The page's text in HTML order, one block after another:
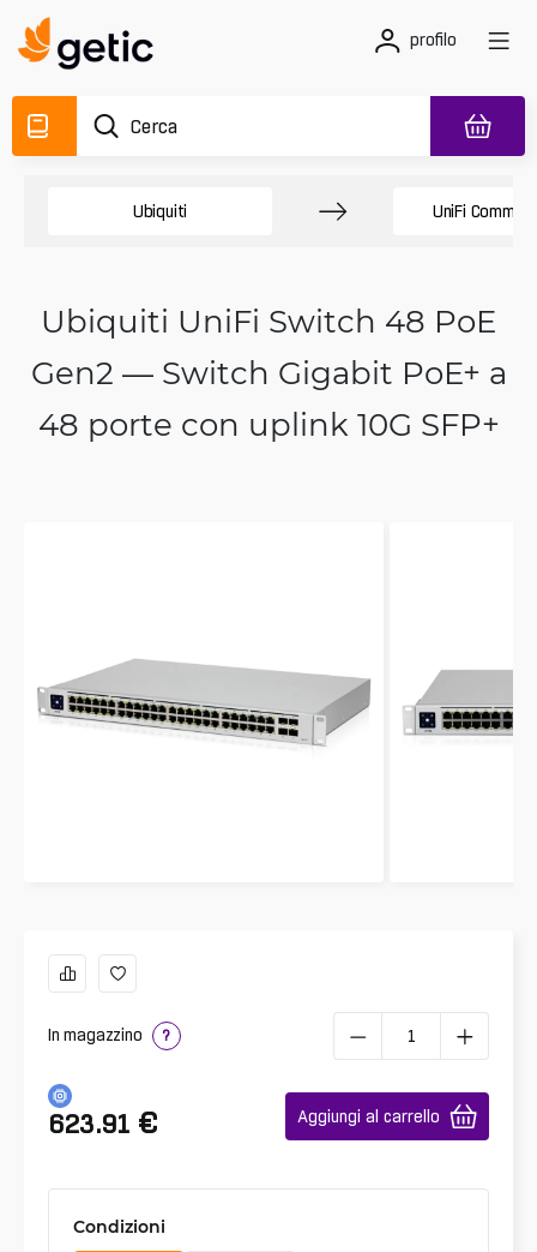
profilo
Ubiquiti UniFi
Ubiquiti UniFi Switch 48 PoE
Gen2 — Switch Gigabit PoE+ a
48 porte con uplink 10G SFP+
In magazzino ?
623.91 € Aggiungi al carrello
Condizioni